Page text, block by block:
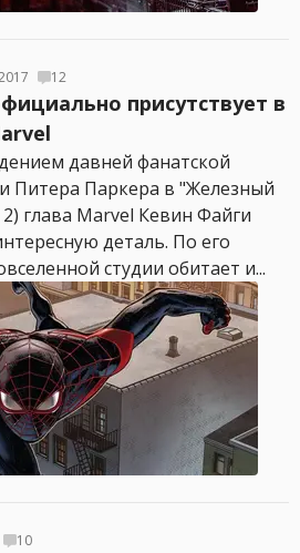
12
присутствует в
давней фанатской
Питера Паркера в "Железный
глава Marvel Кевин Файги
деталь. По его
студии обитает и...
10